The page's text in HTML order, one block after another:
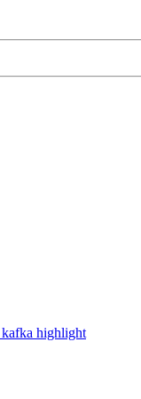
kafka highlight